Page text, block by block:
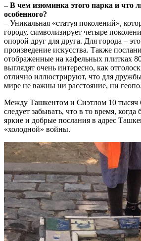
– В чем изюминка этого парка и что
особенного?
– Уникальная «статуя поколений»,
городу, символизирует четыре
опорой друг для друга. Для города –
произведение искусства. Также
отображенные на кафельных плитках
выглядят очень интересно, как
отлично иллюстрируют, что для
мире не важны ни расстояние, ни
Между Ташкентом и Сиэтлом 10 тысяч
следует забывать, что в то время,
яркие и добрые послания в адрес
«холодной» войны.